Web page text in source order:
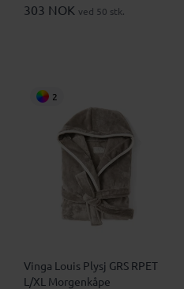
303 NOK ved 50 stk.
2
Vinga Louis Plysj GRS RPET
L/XL Morgenkåpe